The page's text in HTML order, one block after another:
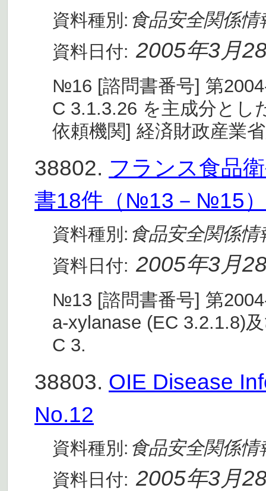
資料種別: 食品安全関係情
資料日付: 2005年3月
№16 [諮問書番号] 第
C 3.1.3.26 を主成分とし
依頼機関] 経済財政産業
38802. フランス食品
書18件（№13－№15）
資料種別: 食品安全関係情
資料日付: 2005年3月
№13 [諮問書番号] 第
a-xylanase (EC 3.2.1.8)
C 3.
38803. OIE Disease
No.12
資料種別: 食品安全関係情
資料日付: 2005年3月